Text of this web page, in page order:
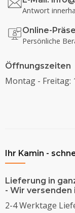
Antwort
Online-
Persönliche
Öffnungszeiten
Montag - Freitag:
Ihr Kamin -
Lieferung in
- Wir versenden
2-4 Werktage